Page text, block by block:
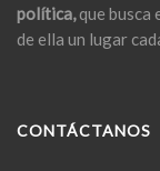
política,que busca
de ella un lugar
CONTÁCTANOS